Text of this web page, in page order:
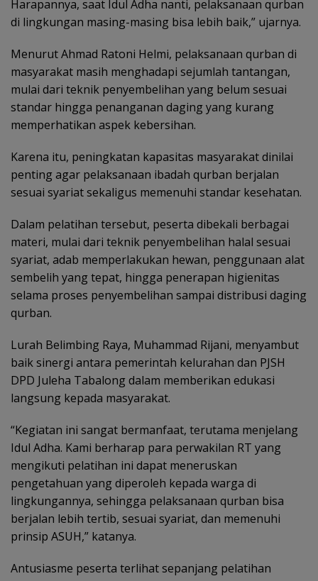
Harapannya, saat Idul Adha nanti, pelaksanaan qurban
di lingkungan masing-masing bisa lebih baik,” ujarnya.
Menurut Ahmad Ratoni Helmi, pelaksanaan qurban di
masyarakat masih menghadapi sejumlah tantangan,
mulai dari teknik penyembelihan yang belum sesuai
standar hingga penanganan daging yang kurang
memperhatikan aspek kebersihan.
Karena itu, peningkatan kapasitas masyarakat dinilai
penting agar pelaksanaan ibadah qurban berjalan
sesuai syariat sekaligus memenuhi standar kesehatan.
Dalam pelatihan tersebut, peserta dibekali berbagai
materi, mulai dari teknik penyembelihan halal sesuai
syariat, adab memperlakukan hewan, penggunaan alat
sembelih yang tepat, hingga penerapan higienitas
selama proses penyembelihan sampai distribusi daging
qurban.
Lurah Belimbing Raya, Muhammad Rijani, menyambut
baik sinergi antara pemerintah kelurahan dan PJSH
DPD Juleha Tabalong dalam memberikan edukasi
langsung kepada masyarakat.
“Kegiatan ini sangat bermanfaat, terutama menjelang
Idul Adha. Kami berharap para perwakilan RT yang
mengikuti pelatihan ini dapat meneruskan
pengetahuan yang diperoleh kepada warga di
lingkungannya, sehingga pelaksanaan qurban bisa
berjalan lebih tertib, sesuai syariat, dan memenuhi
prinsip ASUH,” katanya.
Antusiasme peserta terlihat sepanjang pelatihan